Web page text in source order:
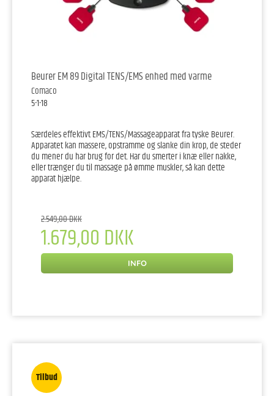
Beurer EM 89 Digital TENS/EMS enhed med varme
Comaco
5-1-18
Særdeles effektivt EMS/TENS/Massageapparat fra tyske Beurer.
Apparatet kan massere, opstramme og slanke din krop, de steder
du mener du har brug for det. Har du smerter i knæ eller nakke,
eller trænger du til massage på ømme muskler, så kan dette
apparat hjælpe.
2.549,00 DKK
1.679,00 DKK
INFO
Tilbud